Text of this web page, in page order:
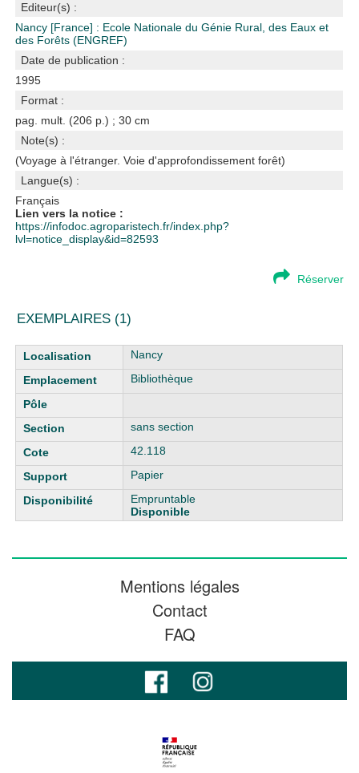
Editeur(s) :
Nancy [France] : Ecole Nationale du Génie Rural, des Eaux et
des Forêts (ENGREF)
Date de publication :
1995
Format :
pag. mult. (206 p.) ; 30 cm
Note(s) :
(Voyage à l'étranger. Voie d'approfondissement forêt)
Langue(s) :
Français
Lien vers la notice :
https://infodoc.agroparistech.fr/index.php?
lvl=notice_display&id=82593
Réserver
EXEMPLAIRES (1)
Liste des exemplaires
Nancy
Bibliothèque
sans section
42.118
Papier
Empruntable
Disponible
Mentions légales
Contact
FAQ